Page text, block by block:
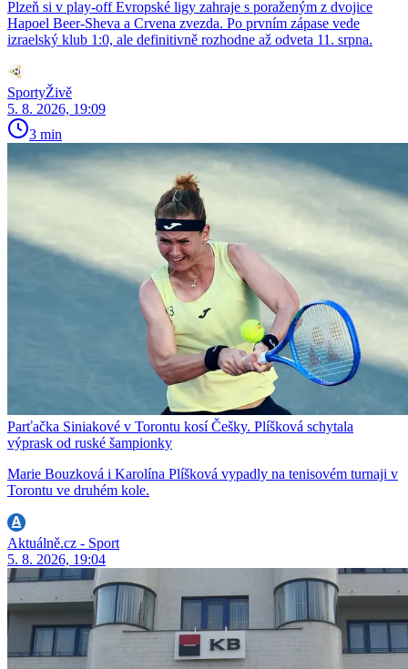
Plzeň si v play-off Evropské ligy zahraje s poraženým z dvojice
Hapoel Beer-Sheva a Crvena zvezda. Po prvním zápase vede
izraelský klub 1:0, ale definitivně rozhodne až odveta 11. srpna.
SportyŽivě
5. 8. 2026, 19:09
3 min
Parťačka Siniakové v Torontu kosí Češky. Plíšková schytala
výprask od ruské šampionky
Marie Bouzková i Karolína Plíšková vypadly na tenisovém turnaji v
Torontu ve druhém kole.
Aktuálně.cz - Sport
5. 8. 2026, 19:04